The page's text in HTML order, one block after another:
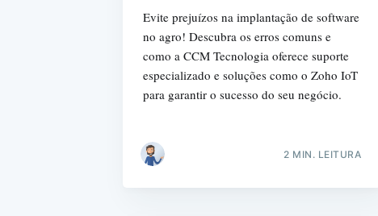
Evite prejuízos na implantação de software
no agro! Descubra os erros comuns e
como a CCM Tecnologia oferece suporte
especializado e soluções como o Zoho IoT
para garantir o sucesso do seu negócio.
2 MIN. LEITURA